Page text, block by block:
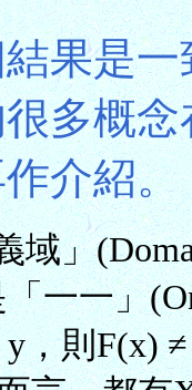
果是
多概
介紹。
域」
一一」
，則F(x)